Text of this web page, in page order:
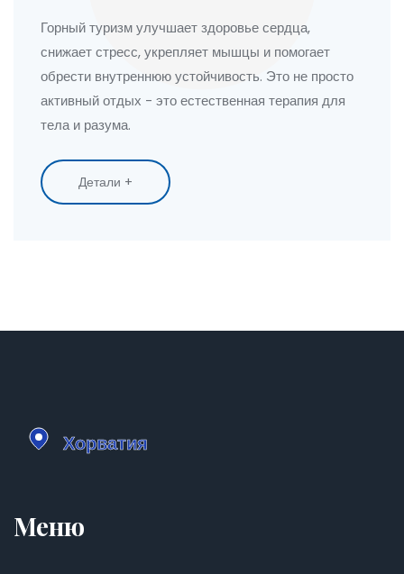
Горный туризм улучшает здоровье сердца,
снижает стресс, укрепляет мышцы и помогает
обрести внутреннюю устойчивость. Это не просто
активный отдых - это естественная терапия для
тела и разума.
Детали +
Меню